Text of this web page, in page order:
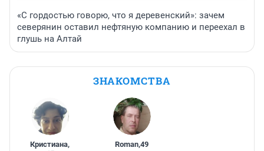
«С гордостью говорю, что я деревенский»: зачем
северянин оставил нефтяную компанию и переехал в
глушь на Алтай
ЗНАКОМСТВА
Кристиана,
Roman,49